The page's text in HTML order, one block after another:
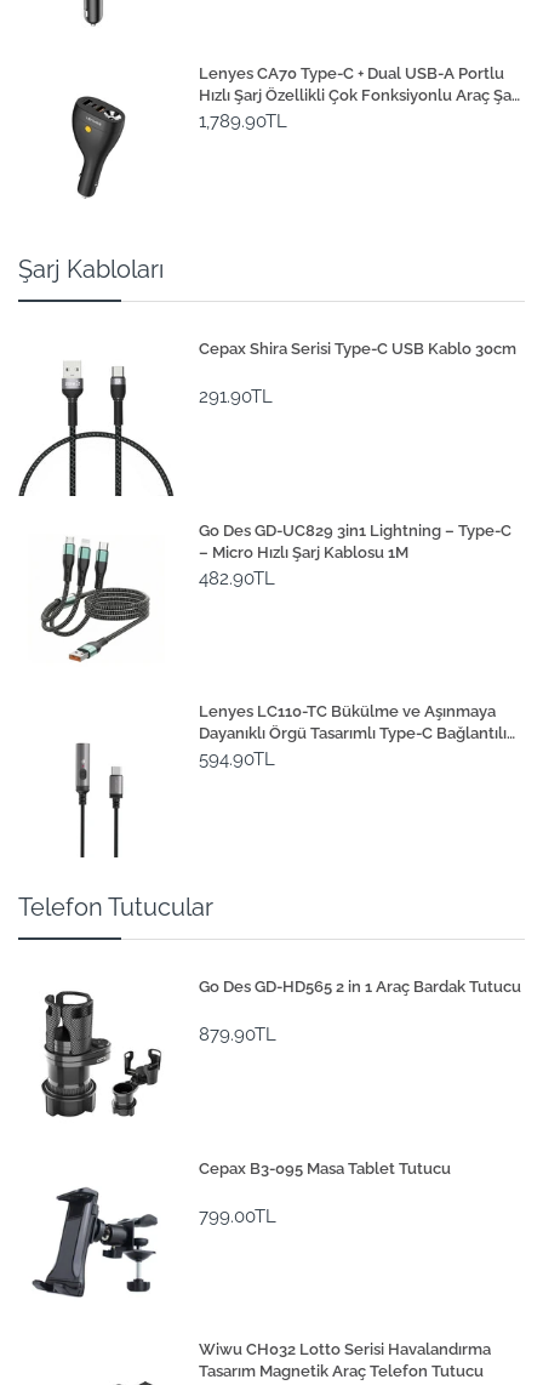
Lenyes CA70 Type-C + Dual USB-A Portlu
Hızlı Şarj Özellikli Çok Fonksiyonlu Araç Şarj
Aleti 20W
1,789.90TL
Şarj Kabloları
Cepax Shira Serisi Type-C USB Kablo 30cm
291.90TL
Go Des GD-UC829 3in1 Lightning – Type-C
– Micro Hızlı Şarj Kablosu 1M
482.90TL
Lenyes LC110-TC Bükülme ve Aşınmaya
Dayanıklı Örgü Tasarımlı Type-C Bağlantılı
Çakmak Kablosu 30cm
594.90TL
Telefon Tutucular
Go Des GD-HD565 2 in 1 Araç Bardak Tutucu
879.90TL
Cepax B3-095 Masa Tablet Tutucu
799.00TL
Wiwu CH032 Lotto Serisi Havalandırma
Tasarım Magnetik Araç Telefon Tutucu